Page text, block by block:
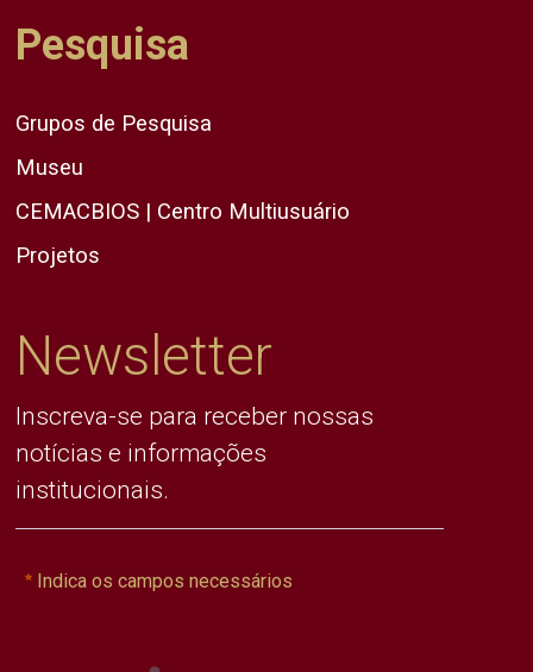
Pesquisa
Grupos de Pesquisa
Museu
CEMACBIOS | Centro Multiusuário
Projetos
Newsletter
Inscreva-se para receber nossas
notícias e informações
institucionais.
Indica os campos necessários